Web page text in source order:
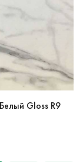
Gloss R9